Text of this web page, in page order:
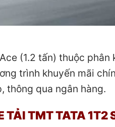
(1.2 tấn) thuộc
trình khuyến mãi
thông qua ngân hàng.
TẢI TMT TATA 1T2